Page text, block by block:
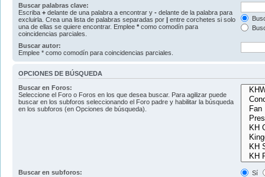
Buscar palabras clave:
Escriba + delante de una palabra a encontrar y - delante de la palabra para
excluirla. Crea una lista de palabras separadas por | entre corchetes si solo
una de ellas se quiere encontrar. Emplee * como comodín para
coincidencias parciales.
Buscar autor:
Emplee * como comodín para coincidencias parciales.
OPCIONES DE BÚSQUEDA
Buscar en Foros:
Seleccione el Foro o Foros en los que desea buscar. Para agilizar puede
buscar en los subforos seleccionando el Foro padre y habilitar la búsqueda
en los subforos (en Opciones de búsqueda).
Buscar en subforos:
Sí